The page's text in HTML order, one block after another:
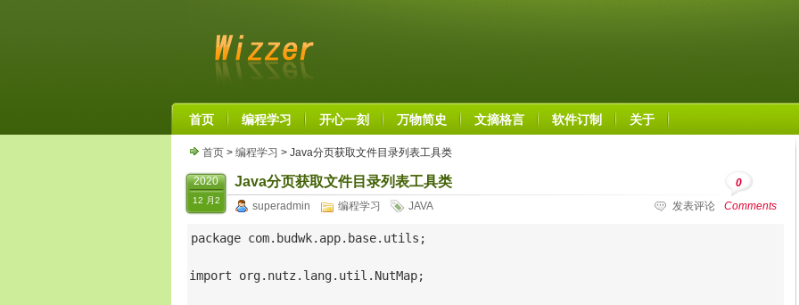
首页 编程学习 开心一刻 万物简史 文摘格言 软件订制 关于
首页 > 编程学习 > Java分页获取文件目录列表工具类
2020
12 月2
Java分页获取文件目录列表工具类
superadmin 编程学习 JAVA
0
Comments
发表评论
package com.budwk.app.base.utils;
import org.nutz.lang.util.NutMap;